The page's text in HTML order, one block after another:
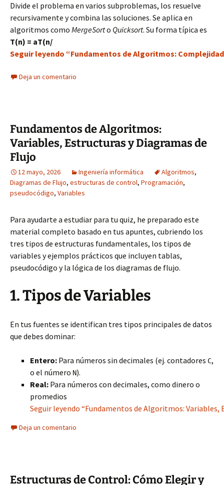
Divide el problema en varios subproblemas, los resuelve
recursivamente y combina las soluciones. Se aplica en
algoritmos como MergeSorto Quicksort. Su forma típica es
T(n) = aT(n/
Seguir leyendo “Fundamentos de Algoritmos:
Deja un comentario
Fundamentos de Algoritmos:
Variables, Estructuras y Diagramas de
Flujo
12 mayo, 2026 Ingeniería informática Algoritmos,
Diagramas de Flujo, estructuras de control, Programación,
pseudocódigo, Variables
Para ayudarte a estudiar para tu quiz, he preparado este
material completo basado en tus apuntes, cubriendo los
tres tipos de estructuras fundamentales, los tipos de
variables y ejemplos prácticos que incluyen tablas,
pseudocódigo y la lógica de los diagramas de flujo.
1. Tipos de Variables
En tus fuentes se identifican tres tipos principales de datos
que debes dominar:
Entero: Para números sin decimales (ej. contadores C,
o el número N).
Real: Para números con decimales, como dinero o
promedios
Seguir leyendo “Fundamentos de Algoritmos: Variables,
Deja un comentario
Estructuras de Control: Cómo Elegir y